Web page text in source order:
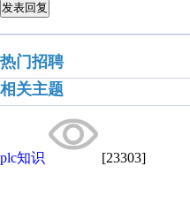
发表回复
热门招聘
相关主题
plc知识 [23303]